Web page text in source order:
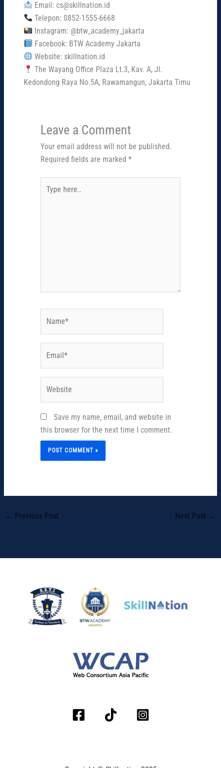
Email: cs@skillnation.id
Telepon: 0852-1555-6668
Instagram: @btw_academy_jakarta
Facebook: BTW Academy Jakarta
Website: skillnation.id
The Wayang Office Plaza Lt.3, Kav. A, Jl.
Kedondong Raya No.5A, Rawamangun, Jakarta Timu
Leave a Comment
Your email address will not be published.
Required fields are marked *
here..
Save my name, email, and website in
this browser for the next time I comment.
← Previous Post Next Post →